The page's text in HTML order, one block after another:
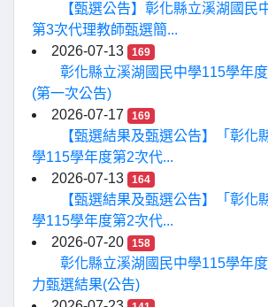
【甄選公告】彰化縣立溪湖國民
第3次代理教師甄選簡...
2026-07-13
169
彰化縣立溪湖國民中學115學年
(第一次公告)
2026-07-17
169
【甄選結果及甄選公告】「彰化
學115學年度第2次代...
2026-07-13
164
【甄選結果及甄選公告】「彰化
學115學年度第2次代...
2026-07-20
158
彰化縣立溪湖國民中學115學年
力甄選結果(公告)